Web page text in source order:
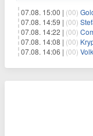
07.08. 15:00 | (00)
07.08. 14:59 | (00)
07.08. 14:22 | (00)
07.08. 14:08 | (00)
07.08. 14:06 | (00)